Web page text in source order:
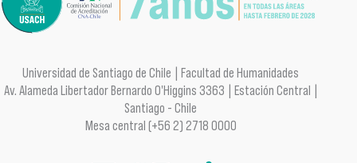
Universidad de Santiago de Chile | Facultad de Humanidades
Av. Alameda Libertador Bernardo O'Higgins 3363 | Estación Central |
Santiago - Chile
Mesa central (+56 2) 2718 0000